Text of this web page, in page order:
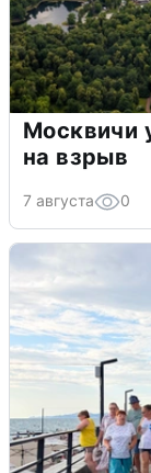
Москвичи
на взрыв
7 августа 0